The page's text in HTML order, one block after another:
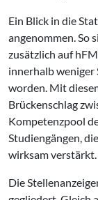
Ein Blick in die
angenommen. So
zusätzlich auf
innerhalb weniger
worden. Mit
Brückenschlag
Kompetenzpool
Studiengängen,
wirksam verstärkt.
Die